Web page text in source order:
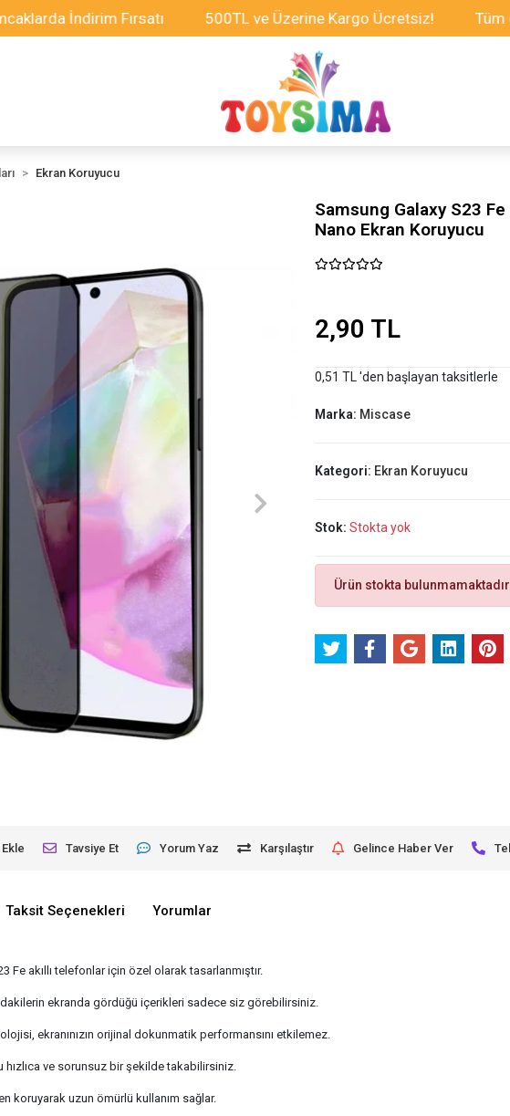
İndirim Fırsatı 500TL ve Üzerine Kargo Ücretsiz! Tüm
Ekran Koruyucu
Samsung Galaxy S23
Nano Ekran Koruyucu
2,90 TL
0,51 TL 'den başlayan taksitlerle
Marka: Miscase
Kategori: Ekran Koruyucu
Stok: Stokta yok
Ürün stokta
Tavsiye Et Yorum Yaz Karşılaştır Gelince Haber Ver
Taksit Seçenekleri Yorumlar
Fe akıllı telefonlar için özel olarak tasarlanmıştır.
ekranda gördüğü içerikleri sadece siz görebilirsiniz.
ekranınızın orijinal dokunmatik performansını etkilemez.
ve sorunsuz bir şekilde takabilirsiniz.
koruyarak uzun ömürlü kullanım sağlar.